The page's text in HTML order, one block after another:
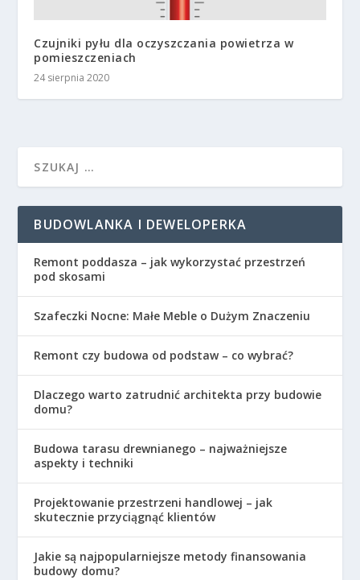
Czujniki pyłu dla oczyszczania powietrza w
pomieszczeniach
24 sierpnia 2020
BUDOWLANKA I DEWELOPERKA
Remont poddasza – jak wykorzystać przestrzeń
pod skosami
Szafeczki Nocne: Małe Meble o Dużym Znaczeniu
Remont czy budowa od podstaw – co wybrać?
Dlaczego warto zatrudnić architekta przy budowie
domu?
Budowa tarasu drewnianego – najważniejsze
aspekty i techniki
Projektowanie przestrzeni handlowej – jak
skutecznie przyciągnąć klientów
Jakie są najpopularniejsze metody finansowania
budowy domu?